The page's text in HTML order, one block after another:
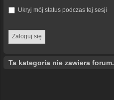
Ukryj mój status podczas tej sesji
Ta kategoria nie zawiera forum.